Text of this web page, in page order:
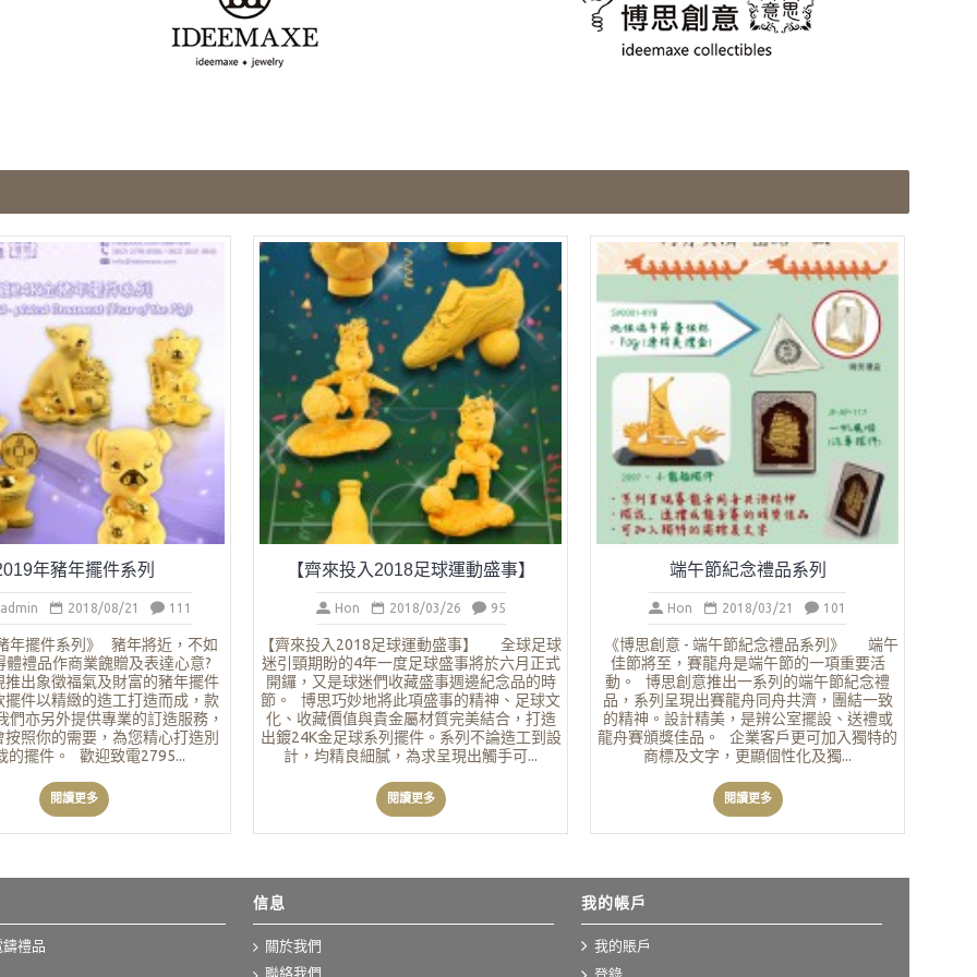
年豬年擺件系列
2018/08/21 111
年擺件系列》 豬年將近，不如
體禮品作商業餽贈及表達心意?
推出象徵福氣及財富的豬年擺件
擺件以精緻的造工打造而成，款
亦另外提供專業的訂造服務，
照你的需要，為您精心打造別
的擺件。 歡迎致電2795...
閱讀更多
【齊來投入2018足球運動盛事】
Hon 2018/03/26 95
【齊來投入2018足球運動盛事】 全球足球
迷引頸期盼的4年一度足球盛事將於六月正式
開鑼，又是球迷們收藏盛事週邊紀念品的時
節。 博思巧妙地將此項盛事的精神、足球文
化、收藏價值與貴金屬材質完美結合，打造
出鍍24K金足球系列擺件。系列不論造工到設
計，均精良細膩，為求呈現出觸手可...
閱讀更多
端午節紀念禮品系列
Hon 2018/03/21 101
《博思創意 - 端午節紀念禮品系列》 端午
佳節將至，賽龍舟是端午節的一項重要活
動。 博思創意推出一系列的端午節紀念禮
品，系列呈現出賽龍舟同舟共濟，團結一致
的精神。設計精美，是辨公室擺設、送禮或
龍舟賽頒獎佳品。 企業客戶更可加入獨特的
商標及文字，更顯個性化及獨...
閱讀更多
鑄禮品
信息
關於我們
聯絡我們
我的帳戶
我的賬戶